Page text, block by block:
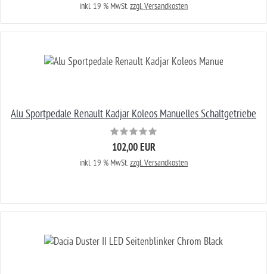
inkl. 19 % MwSt.zzgl. Versandkosten
Alu Sportpedale Renault Kadjar Koleos Manuelles Schaltgetriebe
102,00 EUR
inkl. 19 % MwSt.zzgl. Versandkosten